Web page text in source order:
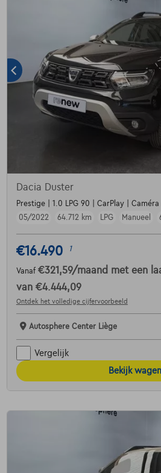
Dacia Duster
Prestige | 1.0 LPG 90 | CarPlay |
05/2022
64.712 km LPG Manueel
€16.490 1
Vanaf €321,59/maand met een
van €4.444,09
Ontdek het volledige cijfervoorbeeld
Autosphere Center Liège
Vergelijk
Bekijk wagen